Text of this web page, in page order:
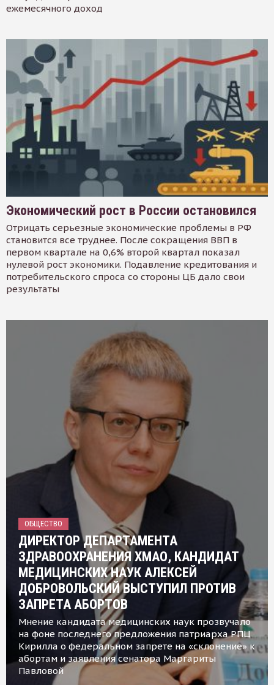
ежемесячного доход
Экономический рост в России остановился
Отрицать серьезные экономические проблемы в РФ
становится все труднее. После сокращения ВВП в
первом квартале на 0,6% второй квартал показал
нулевой рост экономики. Подавление кредитования и
потребительского спроса со стороны ЦБ дало свои
результаты
ОБЩЕСТВО
ДИРЕКТОР ДЕПАРТАМЕНТА
ЗДРАВООХРАНЕНИЯ ХМАО, КАНДИДАТ
МЕДИЦИНСКИХ НАУК АЛЕКСЕЙ
ДОБРОВОЛЬСКИЙ ВЫСТУПИЛ ПРОТИВ
ЗАПРЕТА АБОРТОВ
Мнение кандидата медицинских наук прозвучало
на фоне последнего предложения патриарха РПЦ
Кирилла о федеральном запрете на «склонение» к
абортам и заявления сенатора Маргариты
Павловой